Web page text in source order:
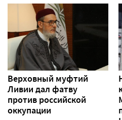
Верховный муфтий
Ливии дал фатву
против российской
оккупации